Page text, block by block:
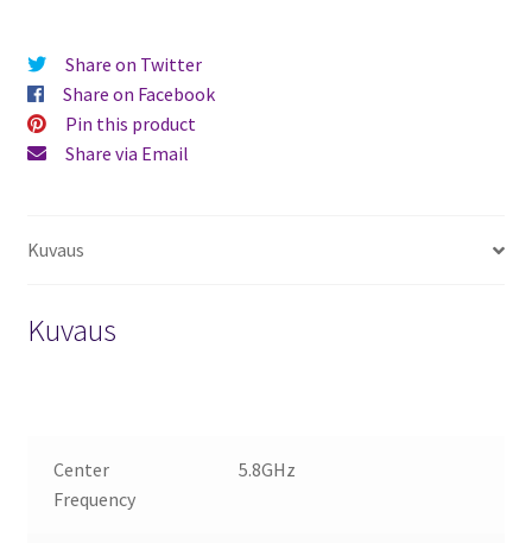
Share on Twitter
Share on Facebook
Pin this product
Share via Email
Kuvaus
Kuvaus
Center
Frequency
5.8GHz